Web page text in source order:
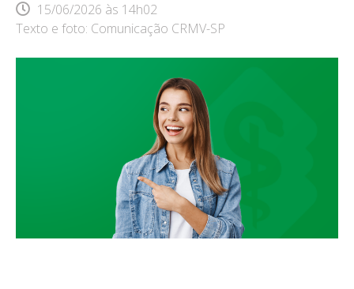
15/06/2026 às 14h02
Texto e foto: Comunicação CRMV-SP